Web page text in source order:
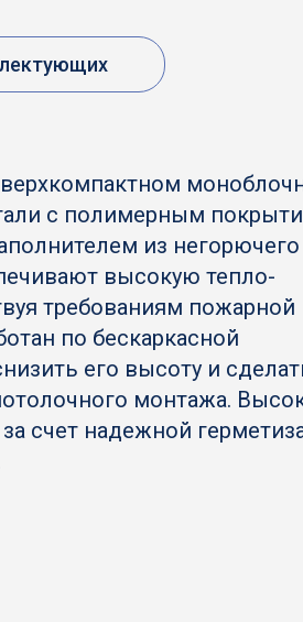
с полимерным
из негорючего
высокую тепло-
требованиям пожарной
по бескаркасной
его высоту и
монтажа.
счет надежной